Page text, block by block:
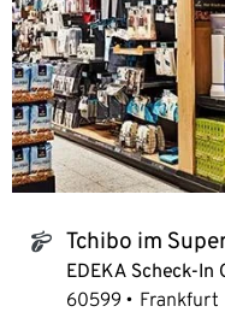
tchibo_logo Tchibo im
EDEKA Scheck-In
60599
Frankfurt